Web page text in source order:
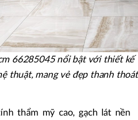
66285045 nổi bật với thiết kế
thuật, mang vẻ đẹp thanh thoát
thẩm mỹ cao, gạch lát nền